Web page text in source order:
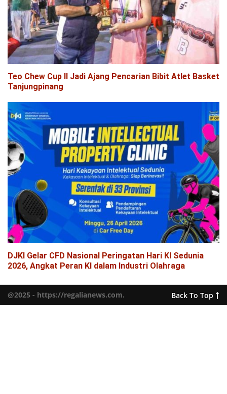
Teo Chew Cup II Jadi Ajang Pencarian Bibit Atlet Basket
Tanjungpinang
DJKI Gelar CFD Nasional Peringatan Hari KI Sedunia
2026, Angkat Peran KI dalam Industri Olahraga
@2025 - https://regalianews.com. Back To Top